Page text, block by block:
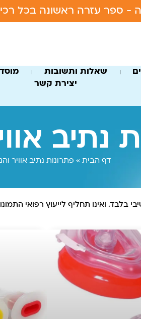
- ספר עזרה ראשונה בכל
שאלות ותשובות
יצירת קשר
נתיב
דף הבית » פתרונות נתיב אוויר
בלבד. ואינו תחליף לייעוץ רפואי